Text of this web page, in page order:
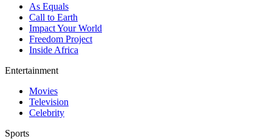
As Equals
Call to Earth
Impact Your World
Freedom Project
Inside Africa
Entertainment
Movies
Television
Celebrity
Sports